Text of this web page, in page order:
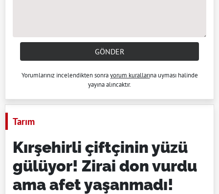
GÖNDER
Yorumlarınız incelendikten sonrayorum kurallarına uyması halinde
yayına alıncaktır.
Tarım
Kırşehirli çiftçinin yüzü
gülüyor! Zirai don vurdu
ama afet yaşanmadı!